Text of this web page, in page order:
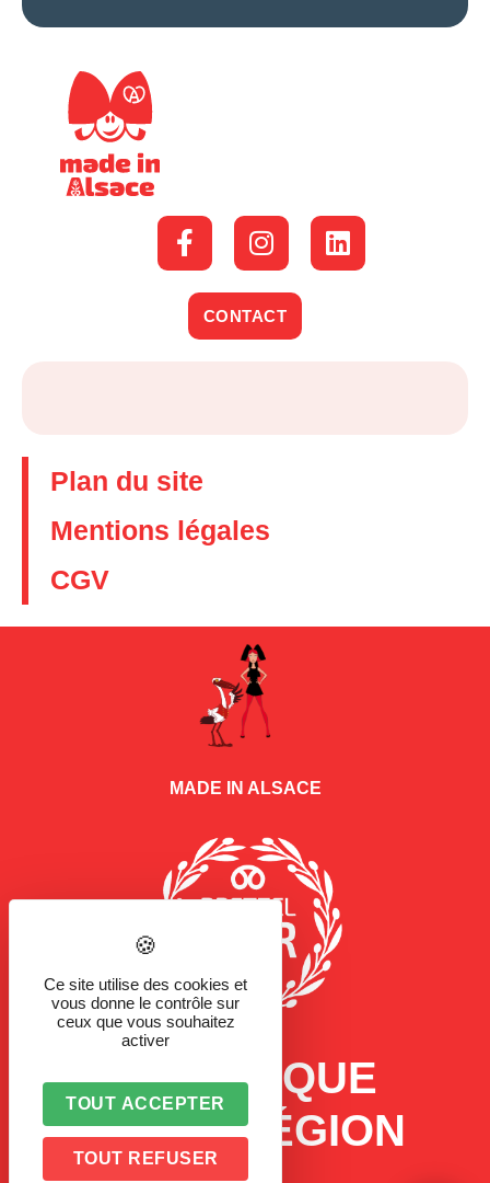
CONTACT
Plan du site
Mentions légales
CGV
MADE IN ALSACE
LA MARQUE
D'UNE RÉGION
Ce site utilise des cookies et
vous donne le contrôle sur
ceux que vous souhaitez
activer
TOUT ACCEPTER
TOUT REFUSER